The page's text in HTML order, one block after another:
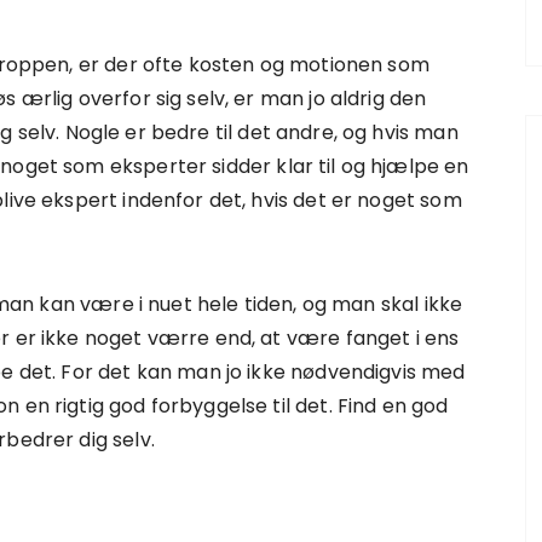
er der ofte kosten og motionen som
ærlig overfor sig selv, er man jo aldrig den
Nogle er bedre til det andre, og hvis man
som eksperter sidder klar til og hjælpe en
ekspert indenfor det, hvis det er noget som
kan være i nuet hele tiden, og man skal ikke
er ikke noget værre end, at være fanget i ens
det. For det kan man jo ikke nødvendigvis med
en rigtig god forbyggelse til det. Find en god
dig selv.